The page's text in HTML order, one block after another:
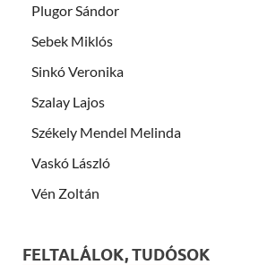
Plugor Sándor
Sebek Miklós
Sinkó Veronika
Szalay Lajos
Székely Mendel Melinda
Vaskó László
Vén Zoltán
FELTALÁLOK, TUDÓSOK